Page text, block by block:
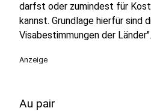
darfst oder zumindest für
kannst. Grundlage hierfür sind
Visabestimmungen der Länder".
Anzeige
Au pair